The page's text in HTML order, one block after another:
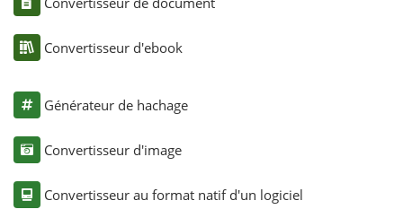
Convertisseur d'ebook
Générateur de hachage
Convertisseur d'image
Convertisseur au format natif d'un logiciel